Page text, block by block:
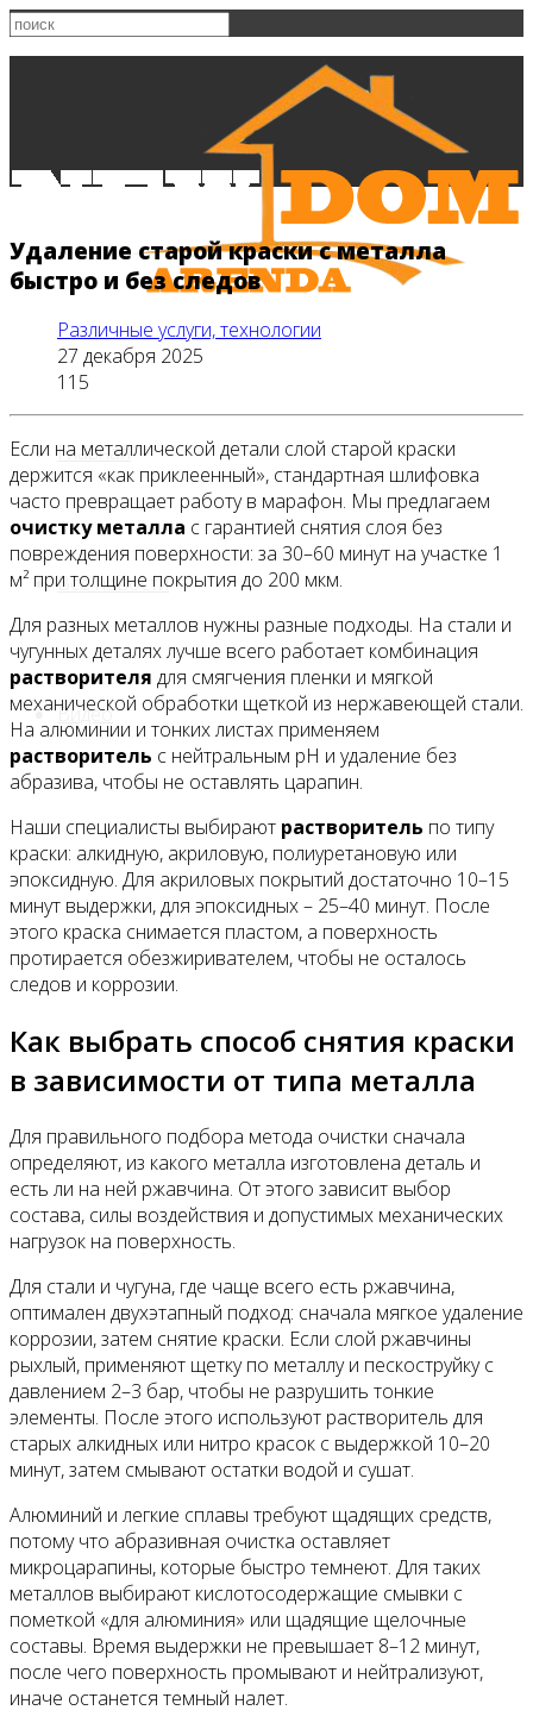
Главная
Все новости
Видео
Удаление старой краски с металла
быстро и без следов
Различные услуги, технологии
27 декабря 2025
115
Если на металлической детали слой старой краски
держится «как приклеенный», стандартная шлифовка
часто превращает работу в марафон. Мы предлагаем
очистку металла с гарантией снятия слоя без
повреждения поверхности: за 30–60 минут на участке 1
м² при толщине покрытия до 200 мкм.
Для разных металлов нужны разные подходы. На стали и
чугунных деталях лучше всего работает комбинация
растворителя для смягчения пленки и мягкой
механической обработки щеткой из нержавеющей стали.
На алюминии и тонких листах применяем
растворитель с нейтральным pH и удаление без
абразива, чтобы не оставлять царапин.
Наши специалисты выбирают растворитель по типу
краски: алкидную, акриловую, полиуретановую или
эпоксидную. Для акриловых покрытий достаточно 10–15
минут выдержки, для эпоксидных – 25–40 минут. После
этого краска снимается пластом, а поверхность
протирается обезжиривателем, чтобы не осталось
следов и коррозии.
Как выбрать способ снятия краски
в зависимости от типа металла
Для правильного подбора метода очистки сначала
определяют, из какого металла изготовлена деталь и
есть ли на ней ржавчина. От этого зависит выбор
состава, силы воздействия и допустимых механических
нагрузок на поверхность.
Для стали и чугуна, где чаще всего есть ржавчина,
оптимален двухэтапный подход: сначала мягкое удаление
коррозии, затем снятие краски. Если слой ржавчины
рыхлый, применяют щетку по металлу и пескоструйку с
давлением 2–3 бар, чтобы не разрушить тонкие
элементы. После этого используют растворитель для
старых алкидных или нитро красок с выдержкой 10–20
минут, затем смывают остатки водой и сушат.
Алюминий и легкие сплавы требуют щадящих средств,
потому что абразивная очистка оставляет
микроцарапины, которые быстро темнеют. Для таких
металлов выбирают кислотосодержащие смывки с
пометкой «для алюминия» или щадящие щелочные
составы. Время выдержки не превышает 8–12 минут,
после чего поверхность промывают и нейтрализуют,
иначе останется темный налет.